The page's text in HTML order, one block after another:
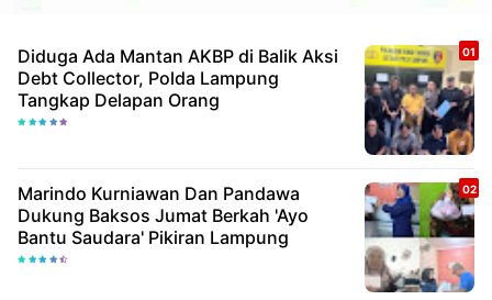
Diduga Ada Mantan AKBP di Balik Aksi
Debt Collector, Polda Lampung
Tangkap Delapan Orang
Marindo Kurniawan Dan Pandawa
Dukung Baksos Jumat Berkah 'Ayo
Bantu Saudara' Pikiran Lampung